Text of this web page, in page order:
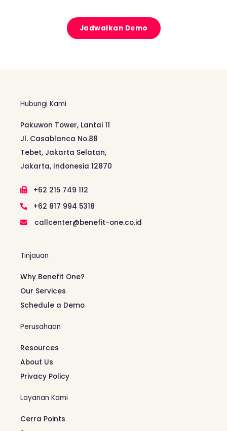
Jadwalkan Demo
Hubungi Kami
Pakuwon Tower, Lantai 11
Jl. Casablanca No.88
Tebet, Jakarta Selatan,
Jakarta, Indonesia 12870
+62 215 749 112
+62 817 994 5318
callcenter@benefit-one.co.id
Tinjauan
Why Benefit One?
Our Services
Schedule a Demo
Perusahaan
Resources
About Us
Privacy Policy
Layanan Kami
Cerra Points